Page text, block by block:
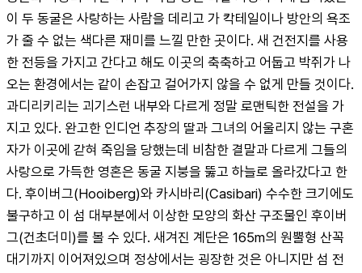
이 두 동굴은 사랑하는 사람을 데리고 가 칵테일이나 방안의 욕조
가 줄 수 없는 색다른 재미를 느낄 만한 곳이다. 새 건전지를 사용
한 전등을 가지고 간다고 해도 이곳의 축축하고 어둡고 박쥐가 나
오는 환경에서는 같이 손잡고 걸어가지 않을 수 없게 만들 것이다.
과디리키리는 괴기스런 내부와 다르게 정말 로맨틱한 전설을 가
지고 있다. 완고한 인디언 추장의 딸과 그녀의 어울리지 않는 구혼
자가 이곳에 갇혀 죽임을 당했는데 비참한 결말과 다르게 그들의
사랑으로 가득한 영혼은 동굴 지붕을 뚫고 하늘로 올라갔다고 한
다. 후이버그(Hooiberg)와 카시바리(Casibari) 수수한 크기에도
불구하고 이 섬 대부분에서 이상한 모양의 화산 구조물인 후이버
그(건초더미)를 볼 수 있다. 새겨진 계단은 165m의 원뿔형 산꼭
대기까지 이어져있으며 정상에서는 굉장한 것은 아니지만 섬 전